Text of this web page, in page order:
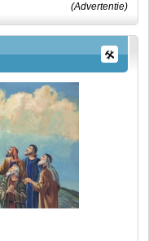
(Advertentie)